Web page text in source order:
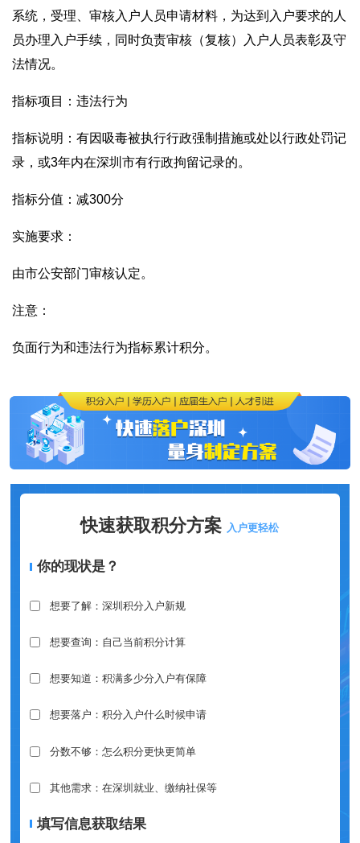
系统，受理、审核入户人员申请材料，为达到入户要求的人
员办理入户手续，同时负责审核（复核）入户人员表彰及守
法情况。
指标项目：违法行为
指标说明：有因吸毒被执行行政强制措施或处以行政处罚记
录，或3年内在深圳市有行政拘留记录的。
指标分值：减300分
实施要求：
由市公安部门审核认定。
注意：
负面行为和违法行为指标累计积分。
快速获取积分方案 入户更轻松
你的现状是？
想要了解：深圳积分入户新规
想要查询：自己当前积分计算
想要知道：积满多少分入户有保障
想要落户：积分入户什么时候申请
分数不够：怎么积分更快更简单
其他需求：在深圳就业、缴纳社保等
填写信息获取结果